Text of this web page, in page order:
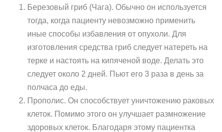
Березовый гриб (Чага). Обычно он используется
тогда, когда пациенту невозможно применить
иные способы избавления от опухоли. Для
изготовления средства гриб следует натереть на
терке и настоять на кипяченой воде. Делать это
следует около 2 дней. Пьют его 3 раза в день за
полчаса до еды.
Прополис. Он способствует уничтожению раковых
клеток. Помимо этого он улучшает размножение
здоровых клеток. Благодаря этому пациентка